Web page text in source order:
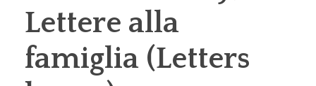
Lettere alla
famiglia (Letters